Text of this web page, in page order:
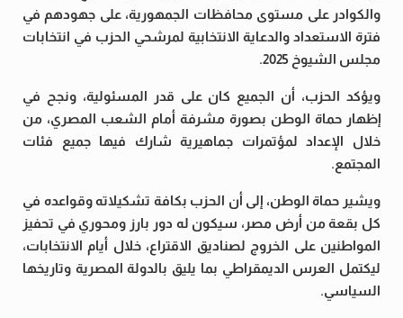
والكوادر على مستوى محافظات الجمهورية، على جهودهم في
فترة الاستعداد والدعاية الانتخابية لمرشحي الحزب في انتخابات
مجلس الشيوخ 2025.
ويؤكد الحزب، أن الجميع كان على قدر المسئولية، ونجح في
إظهار حماة الوطن بصورة مشرفة أمام الشعب المصري، من
خلال الإعداد لمؤتمرات جماهيرية شارك فيها جميع فئات
المجتمع.
ويشير حماة الوطن، إلى أن الحزب بكافة تشكيلاته وقواعده في
كل بقعة من أرض مصر، سيكون له دور بارز ومحوري في تحفيز
المواطنين على الخروج لصناديق الاقتراع، خلال أيام الانتخابات،
ليكتمل العرس الديمقراطي بما يليق بالدولة المصرية وتاريخها
السياسي.